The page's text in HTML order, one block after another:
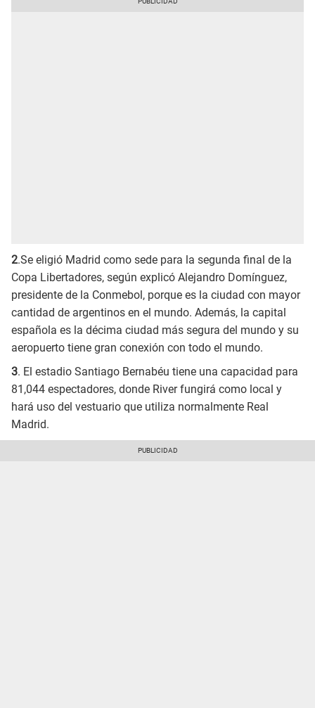
2.Se eligió Madrid como sede para la segunda final de la
Copa Libertadores, según explicó Alejandro Domínguez,
presidente de la Conmebol, porque es la ciudad con mayor
cantidad de argentinos en el mundo. Además, la capital
española es la décima ciudad más segura del mundo y su
aeropuerto tiene gran conexión con todo el mundo.
3. El estadio Santiago Bernabéu tiene una capacidad para
81,044 espectadores, donde River fungirá como local y
hará uso del vestuario que utiliza normalmente Real
Madrid.